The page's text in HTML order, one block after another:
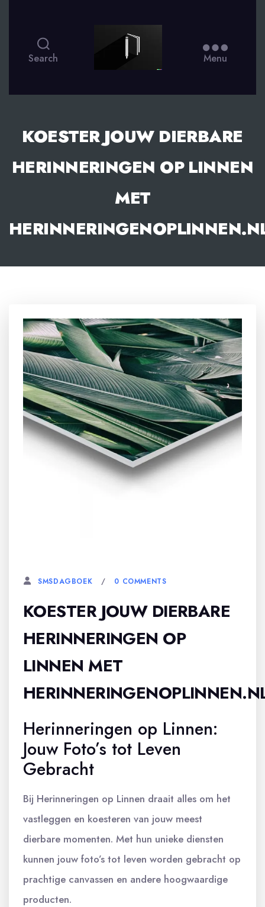
Search Menu
KOESTER JOUW DIERBARE
HERINNERINGEN OP LINNEN
MET
SMSDAGBOEK 0 COMMENTS
KOESTER JOUW DIERBARE
HERINNERINGEN OP
LINNEN MET
Herinneringen op Linnen:
Jouw Foto’s tot Leven
Gebracht
Bij Herinneringen op Linnen draait alles om het
vastleggen en koesteren van jouw meest
dierbare momenten. Met hun unieke diensten
kunnen jouw foto’s tot leven worden gebracht op
prachtige canvassen en andere hoogwaardige
producten.